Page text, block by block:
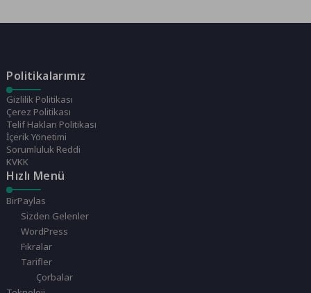
Politikalarımız
Gizlilik Politikası
Çerez Politikası
Telif Hakları Politikası
İçerik Yönetimi
Sorumluluk Reddi
KVKK
Hızlı Menü
BirPaylas
Sizden Gelenler
WordPress
Fıkralar
Tarifler
Çorbalar